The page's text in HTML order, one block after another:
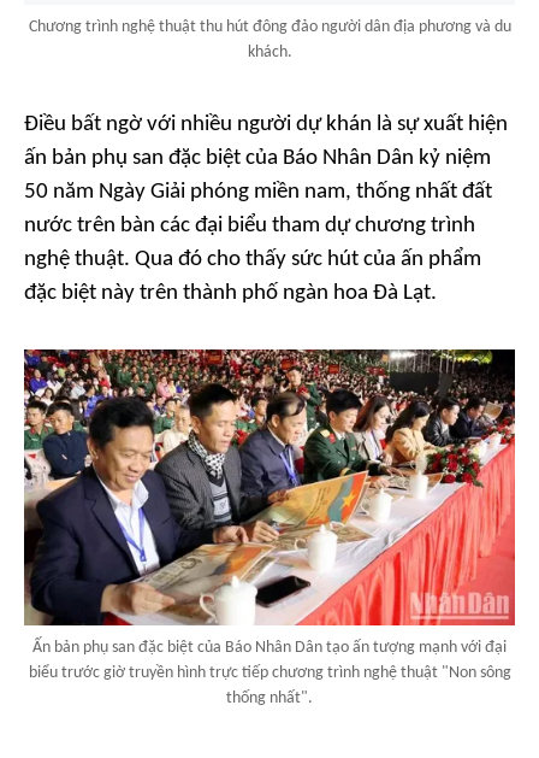
Chương trình nghệ thuật thu hút đông đảo người dân địa phương và du
khách.
Điều bất ngờ với nhiều người dự khán là sự xuất hiện
ấn bản phụ san đặc biệt của Báo Nhân Dân kỷ niệm
50 năm Ngày Giải phóng miền nam, thống nhất đất
nước trên bàn các đại biểu tham dự chương trình
nghệ thuật. Qua đó cho thấy sức hút của ấn phẩm
đặc biệt này trên thành phố ngàn hoa Đà Lạt.
Ấn bản phụ san đặc biệt của Báo Nhân Dân tạo ấn tượng mạnh với đại
biểu trước giờ truyền hình trực tiếp chương trình nghệ thuật "Non sông
thống nhất".